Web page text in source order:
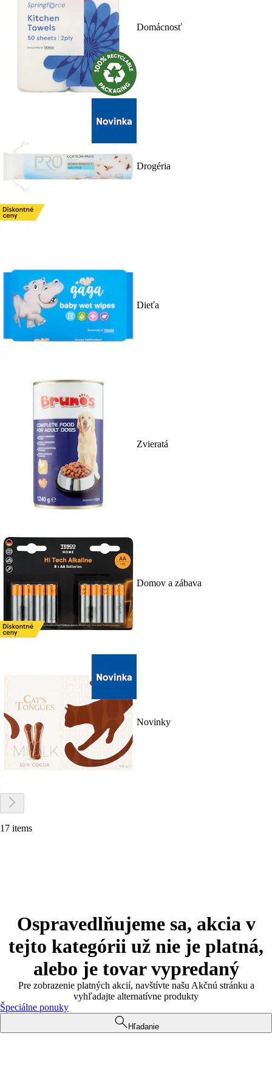
Domácnosť
Drogéria
Dieťa
Zvieratá
Domov a zábava
Novinky
17 items
Ospravedlňujeme sa, akcia v
tejto kategórii už nie je platná,
alebo je tovar vypredaný
Pre zobrazenie platných akcií, navštívte našu Akčnú stránku a
vyhľadajte alternatívne produkty
Špeciálne ponuky
Hľadanie